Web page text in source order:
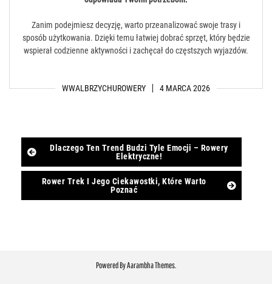
WWALBRZYCHUROWERY 4 MARCA 2026
Zanim podejmiesz decyzję, warto przeanalizować swoje trasy i
sposób użytkowania. Dzięki temu łatwiej dobrać sprzęt, który będzie
wspierał codzienne aktywności i zachęcał do częstszych wyjazdów.
Post
navigation
Dlaczego Ten Trend Budzi Tyle Emocji – Rowery
Elektryczne!
Rower Trek I Jego Ciekawostki, Które Warto
Poznać
Powered ByAarambha Themes.